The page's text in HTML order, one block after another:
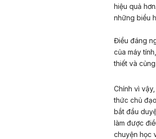
hiệu quả
những biểu
Điều đáng
của máy
thiết và
Chính vì
thức chủ
bắt đầu
làm được
chuyện học